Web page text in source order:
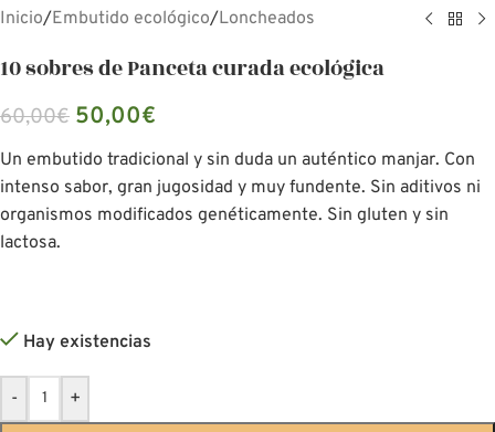
Inicio/Embutido ecológico/Loncheados
10 sobres de Panceta curada ecológica
60,00€ 50,00€
Un embutido tradicional y sin duda un auténtico manjar. Con
intenso sabor, gran jugosidad y muy fundente. Sin aditivos ni
organismos modificados genéticamente. Sin gluten y sin
lactosa.
Hay existencias
- +